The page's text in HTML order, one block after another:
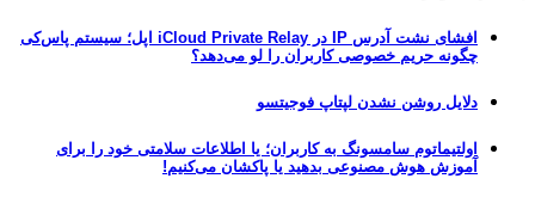
افشای نشت آدرس IP در iCloud Private Relay اپل؛ سیستم پاس‌کی
چگونه حریم خصوصی کاربران را لو می‌دهد؟
دلایل روشن نشدن لپتاپ فوجیتسو
اولتیماتوم سامسونگ به کاربران؛ یا اطلاعات سلامتی خود را برای
آموزش هوش مصنوعی بدهید یا پاکشان می‌کنیم!